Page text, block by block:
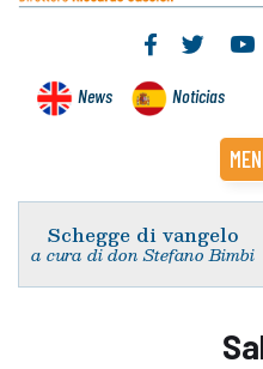
News Noticias
Schegge di vangelo
a cura di don Stefano Bimbi